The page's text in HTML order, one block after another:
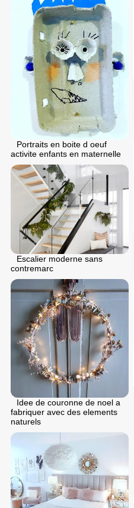
Portraits en boite d oeuf
activite enfants en maternelle
Escalier moderne sans
contremarc
Idee de couronne de noel a
fabriquer avec des elements
naturels